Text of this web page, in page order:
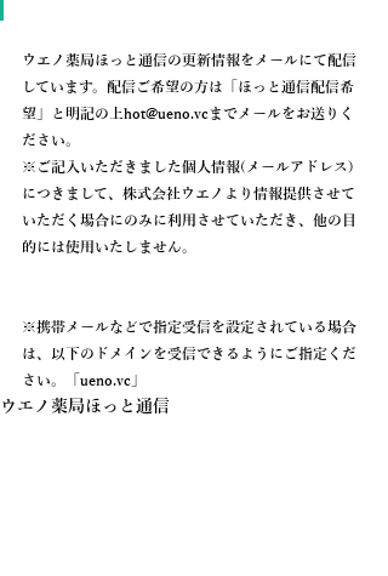
ウエノ薬局ほっと通信の更新情報をメールにて配信
しています。配信ご希望の方は「 ほっと通信配信希
望 」と明記の上hot@ueno.vcまでメールをお送りく
ださい。
※ご記入いただきました個人情報(メールアドレス)
につきまして、株式会社ウエノより情報提供させて
いただく場合にのみに利用させていただき、他の目
的には使用いたしません。
※携帯メールなどで指定受信を設定されている場合
は、以下のドメインを受信できるようにご指定くだ
さい。「 ueno.vc
ウエノ薬局ほっと通信